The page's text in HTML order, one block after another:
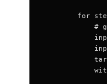
for
#